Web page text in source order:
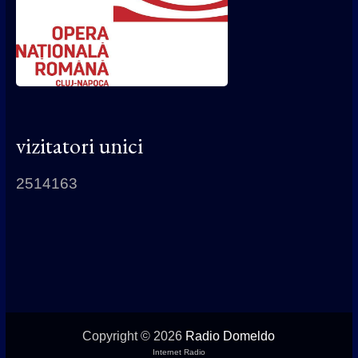
vizitatori unici
2514163
Copyright © 2026 Radio Domeldo
Internet Radio